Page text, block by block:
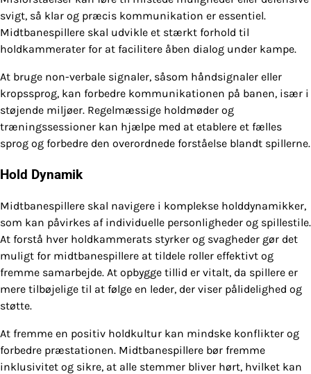
svigt, så klar og præcis kommunikation er essentiel.
Midtbanespillere skal udvikle et stærkt forhold til
holdkammerater for at facilitere åben dialog under kampe.
At bruge non-verbale signaler, såsom håndsignaler eller
kropssprog, kan forbedre kommunikationen på banen, især i
støjende miljøer. Regelmæssige holdmøder og
træningssessioner kan hjælpe med at etablere et fælles
sprog og forbedre den overordnede forståelse blandt spillerne.
Hold Dynamik
Midtbanespillere skal navigere i komplekse holddynamikker,
som kan påvirkes af individuelle personligheder og spillestile.
At forstå hver holdkammerats styrker og svagheder gør det
muligt for midtbanespillere at tildele roller effektivt og
fremme samarbejde. At opbygge tillid er vitalt, da spillere er
mere tilbøjelige til at følge en leder, der viser pålidelighed og
støtte.
At fremme en positiv holdkultur kan mindske konflikter og
forbedre præstationen. Midtbanespillere bør fremme
inklusivitet og sikre, at alle stemmer bliver hørt, hvilket kan